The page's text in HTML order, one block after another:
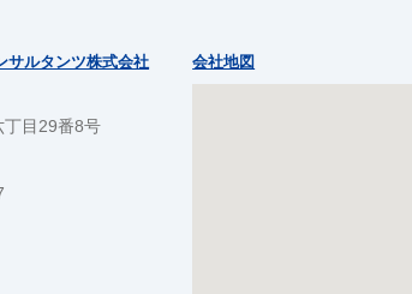
ルタンツ株式会社
丁目29番8号
会社地図